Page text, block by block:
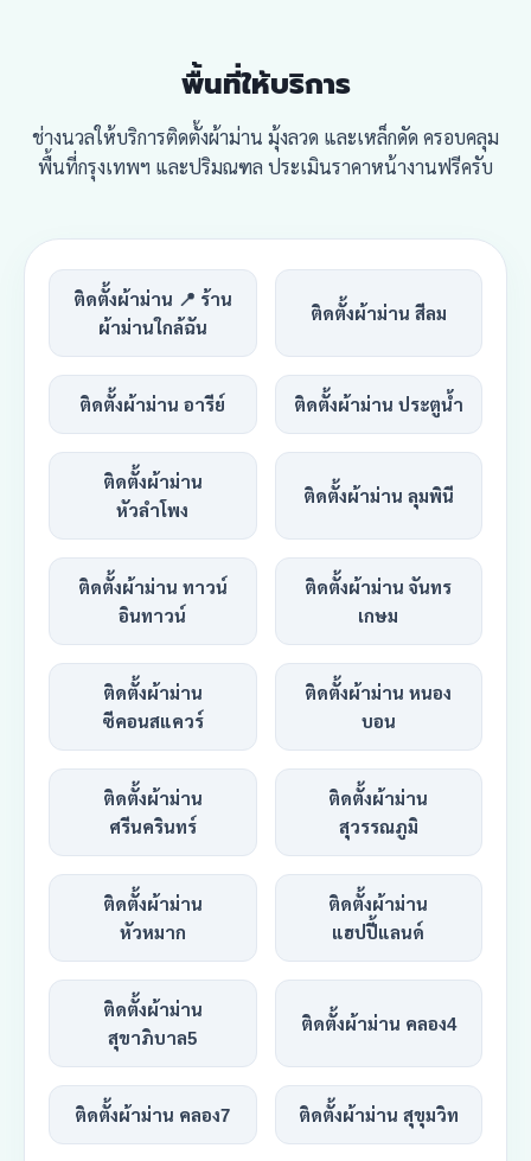
พื้นที่ให้บริการ
ช่างนวลให้บริการติดตั้งผ้าม่าน มุ้งลวด และเหล็กดัด ครอบคลุม
พื้นที่กรุงเทพฯ และปริมณฑล ประเมินราคาหน้างานฟรีครับ
ติดตั้งผ้าม่าน 📍 ร้าน
ผ้าม่านใกล้ฉัน
ติดตั้งผ้าม่าน สีลม
ติดตั้งผ้าม่าน อารีย์ ติดตั้งผ้าม่าน ประตูน้ำ
ติดตั้งผ้าม่าน
หัวลำโพง
ติดตั้งผ้าม่าน ลุมพินี
ติดตั้งผ้าม่าน ทาวน์
อินทาวน์
ติดตั้งผ้าม่าน จันทร
เกษม
ติดตั้งผ้าม่าน
ซีคอนสแควร์
ติดตั้งผ้าม่าน หนอง
บอน
ติดตั้งผ้าม่าน
ศรีนครินทร์
ติดตั้งผ้าม่าน
สุวรรณภูมิ
ติดตั้งผ้าม่าน
หัวหมาก
ติดตั้งผ้าม่าน
แฮปปี้แลนด์
ติดตั้งผ้าม่าน
สุขาภิบาล5
ติดตั้งผ้าม่าน คลอง4
ติดตั้งผ้าม่าน คลอง7 ติดตั้งผ้าม่าน สุขุมวิท